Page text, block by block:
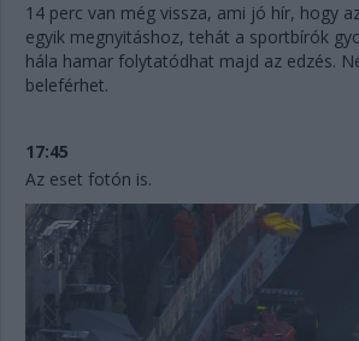
14 perc van még vissza, ami jó hír, hogy
egyik megnyitáshoz, tehát a sportbírók
hála hamar folytatódhat majd az edzés.
beleférhet.
17:45
Az eset fotón is.